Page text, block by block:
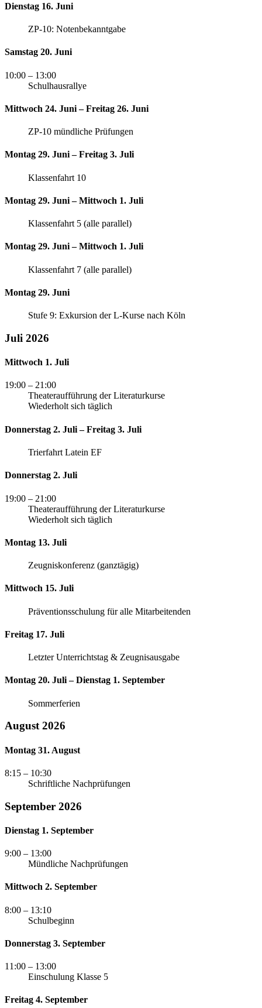
Dienstag 16. Juni
ZP-10: Notenbekanntgabe
Samstag 20. Juni
10:00 – 13:00
Schulhausrallye
Mittwoch 24. Juni – Freitag 26. Juni
ZP-10 mündliche Prüfungen
Montag 29. Juni – Freitag 3. Juli
Klassenfahrt 10
Montag 29. Juni – Mittwoch 1. Juli
Klassenfahrt 5 (alle parallel)
Montag 29. Juni – Mittwoch 1. Juli
Klassenfahrt 7 (alle parallel)
Montag 29. Juni
Stufe 9: Exkursion der L-Kurse nach Köln
Juli 2026
Mittwoch 1. Juli
19:00 – 21:00
Theateraufführung der Literaturkurse
Wiederholt sich täglich
Donnerstag 2. Juli – Freitag 3. Juli
Trierfahrt Latein EF
Donnerstag 2. Juli
19:00 – 21:00
Theateraufführung der Literaturkurse
Wiederholt sich täglich
Montag 13. Juli
Zeugniskonferenz (ganztägig)
Mittwoch 15. Juli
Präventionsschulung für alle Mitarbeitenden
Freitag 17. Juli
Letzter Unterrichtstag & Zeugnisausgabe
Montag 20. Juli – Dienstag 1. September
Sommerferien
August 2026
Montag 31. August
8:15 – 10:30
Schriftliche Nachprüfungen
September 2026
Dienstag 1. September
9:00 – 13:00
Mündliche Nachprüfungen
Mittwoch 2. September
8:00 – 13:10
Schulbeginn
Donnerstag 3. September
11:00 – 13:00
Einschulung Klasse 5
Freitag 4. September